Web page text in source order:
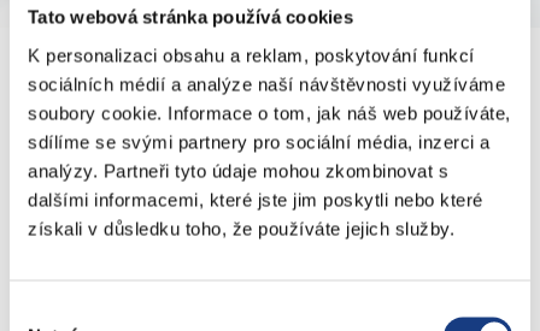
Tato webová stránka používá cookies
K personalizaci obsahu a reklam, poskytování funkcí
sociálních médií a analýze naší návštěvnosti využíváme
soubory cookie. Informace o tom, jak náš web používáte,
sdílíme se svými partnery pro sociální média, inzerci a
analýzy. Partneři tyto údaje mohou zkombinovat s
dalšími informacemi, které jste jim poskytli nebo které
získali v důsledku toho, že používáte jejich služby.
KONTAKTY
nám. 14. října 4
Podatelna
Sociální záležitosti